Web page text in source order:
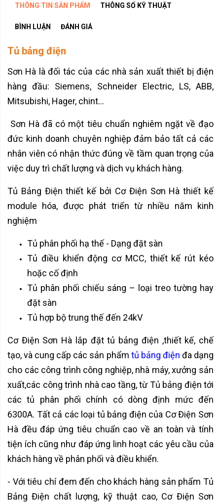
THÔNG TIN SẢN PHẨM THÔNG SỐ KỸ THUẬT
BÌNH LUẬN ĐÁNH GIÁ
Tủ bảng điện
Sơn Hà là đối tác của các nhà sản xuất thiết bị điện
hàng đầu: Siemens, Schneider Electric, LS, ABB,
Mitsubishi, Hager, chint…
Sơn Hà đã có một tiêu chuẩn nghiêm ngặt về đạo
đức kinh doanh chuyên nghiệp đảm bảo tất cả các
nhân viên có nhận thức đúng về tầm quan trọng của
việc duy trì chất lượng và dịch vụ khách hàng.
Tủ Bảng Điện thiết kế bởi Cơ Điện Sơn Hà thiết kế
module hóa, được phát triển từ nhiều năm kinh
nghiệm
Tủ phân phối hạ thế - Dạng đặt sàn
Tủ điều khiển động cơ MCC, thiết kế rút kéo
hoặc cố định
Tủ phân phối chiếu sáng – loại treo tường hay
đặt sàn
Tủ hợp bộ trung thế đến 24kV
Cơ Điện Sơn Hà lắp đặt tủ bảng điện ,thiết kế, chế
tạo, và cung cấp các sản phẩm tủ bảng điện đa dạng
cho các công trình công nghiệp, nhà máy, xưởng sản
xuất,các công trình nhà cao tầng, từ Tủ bảng điện tới
các tủ phân phối chính có dòng định mức đến
6300A. Tất cả các loại tủ bảng điện của Cơ Điện Sơn
Hà đều đáp ứng tiêu chuẩn cao về an toàn và tính
tiện ích cũng như đáp ứng linh hoạt các yêu cầu của
khách hàng về phân phối và điều khiển.
- Với tiêu chí đem đến cho khách hàng sản phẩm Tủ
Bảng Điện chất lượng, kỹ thuật cao, Cơ Điện Sơn